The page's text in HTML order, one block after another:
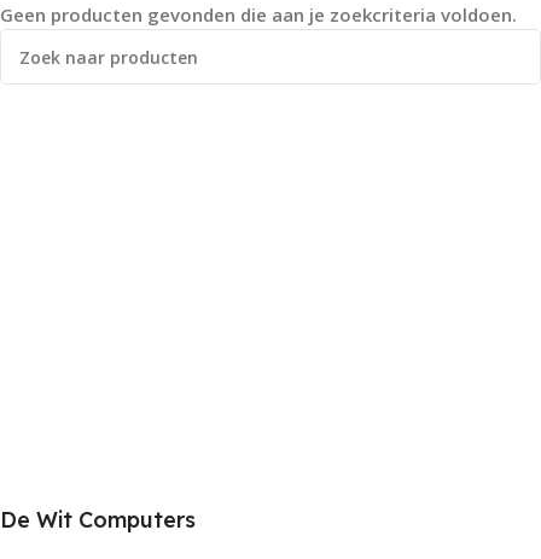
Geen producten gevonden die aan je zoekcriteria voldoen.
De Wit Computers